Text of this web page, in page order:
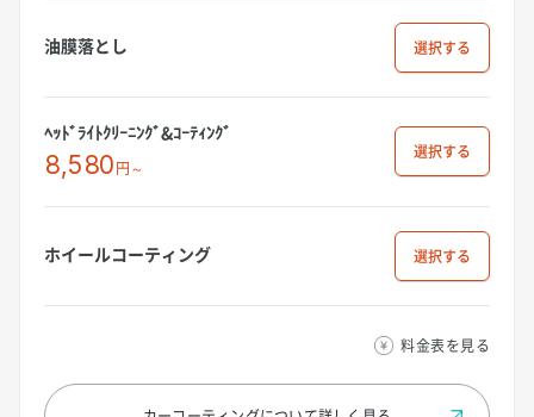
油膜落とし 選択
ﾍｯﾄﾞﾗｲﾄｸﾘｰﾆﾝｸﾞ&ｺｰﾃｨﾝｸﾞ
8,580円～
選択
ホイールコーティング 選択
料金表を見る